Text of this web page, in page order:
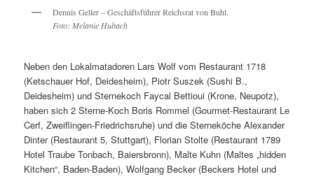
Dennis Geller – Geschäftsführer Reichsrat von Buhl.
Foto: Melanie Hubach
Neben den Lokalmatadoren Lars Wolf vom Restaurant 1718
(Ketschauer Hof, Deidesheim), Piotr Suszek (Sushi B.,
Deidesheim) und Sternekoch Faycal Bettioui (Krone, Neupotz),
haben sich 2 Sterne-Koch Boris Rommel (Gourmet-Restaurant Le
Cerf, Zweiflingen-Friedrichsruhe) und die Sterneköche Alexander
Dinter (Restaurant 5, Stuttgart), Florian Stolte (Restaurant 1789
Hotel Traube Tonbach, Baiersbronn), Malte Kuhn (Maltes „hidden
Kitchen“, Baden-Baden), Wolfgang Becker (Beckers Hotel und